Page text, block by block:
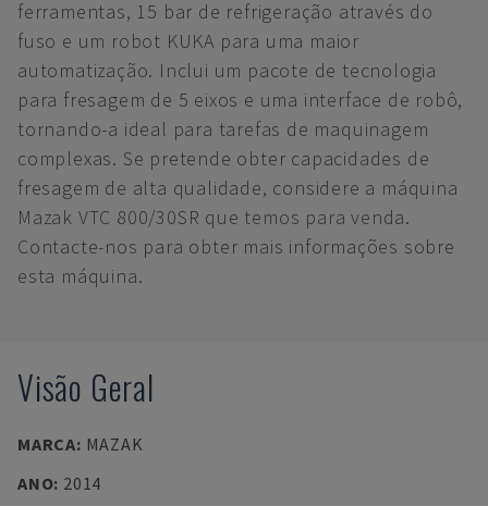
ferramentas, 15 bar de refrigeração através do
fuso e um robot KUKA para uma maior
automatização. Inclui um pacote de tecnologia
para fresagem de 5 eixos e uma interface de robô,
tornando-a ideal para tarefas de maquinagem
complexas. Se pretende obter capacidades de
fresagem de alta qualidade, considere a máquina
Mazak VTC 800/30SR que temos para venda.
Contacte-nos para obter mais informações sobre
esta máquina.
Visão Geral
MARCA: MAZAK
ANO: 2014